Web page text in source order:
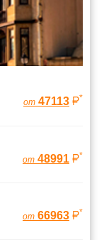
от 47113 *
от 48991 *
от 66963 *